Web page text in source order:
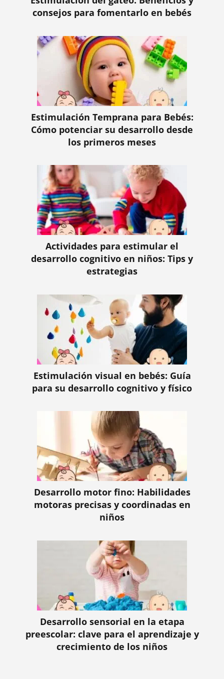
consejos para fomentarlo en bebés
Estimulación Temprana para Bebés:
Cómo potenciar su desarrollo desde
los primeros meses
Actividades para estimular el
desarrollo cognitivo en niños: Tips y
estrategias
Estimulación visual en bebés: Guía
para su desarrollo cognitivo y físico
Desarrollo motor fino: Habilidades
motoras precisas y coordinadas en
niños
Desarrollo sensorial en la etapa
preescolar: clave para el aprendizaje y
crecimiento de los niños